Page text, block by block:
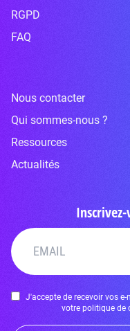
RGPD
FAQ
Nous contacter
Qui sommes-nous ?
Ressources
Actualités
J'accepte de recevoir vos
votre politique de